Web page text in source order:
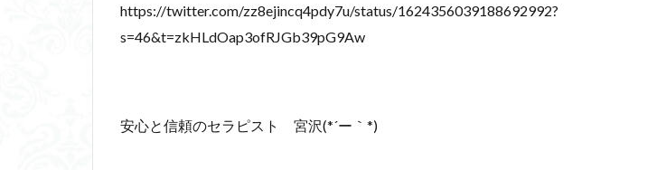
https://twitter.com/zz8ejincq4pdy7u/status/1624356039188692992?
s=46&t=zkHLdOap3ofRJGb39pG9Aw
安心と信頼のセラピスト 宮沢(*´ー｀*)